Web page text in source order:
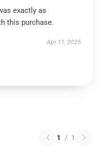
exactly as
this purchase.
Apr 11, 2025
1 / 1